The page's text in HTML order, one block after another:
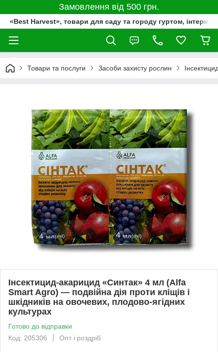
Замовлення від 500 грн.
«Best Harvest», товари для саду та городу гуртом,
Товари та послуги Засоби захисту рослин
Інсектицид-акарицид «Синтак» 4 мл (Alfa
Smart Agro) — подвійна дія проти кліщів і
шкідників на овочевих, плодово-ягідних
культурах
Готово до відправки
Код: 205306
Опт і роздріб